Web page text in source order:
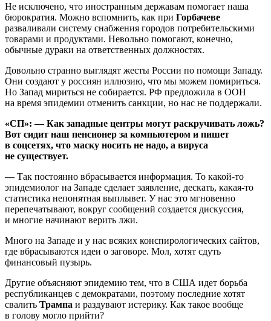
Не исключено, что иностранным державам помогает наша
бюрократия. Можно вспомнить, как при Горбачеве
разваливали систему снабжения городов потребительскими
товарами и продуктами. Невольно помогают, конечно,
обычные дураки на ответственных должностях.
Довольно странно выглядят жесты России по помощи Западу.
Они создают у россиян иллюзию, что мы можем помириться.
Но Запад мириться не собирается. РФ предложила в ООН
на время эпидемии отменить санкции, но нас не поддержали.
«СП»: — Как западные центры могут раскручивать ложь?
Вот сидит наш пенсионер за компьютером и пишет
в соцсетях, что маску носить не надо, а вируса
не существует.
—Так постоянно вбрасывается информация. То какой-то
эпидемиолог на Западе сделает заявление, дескать, какая-то
статистика непонятная выплывет. У нас это мгновенно
перепечатывают, вокруг сообщений создается дискуссия,
и многие начинают верить лжи.
Много на Западе и у нас всяких конспирологических сайтов,
где вбрасываются идеи о заговоре. Мол, хотят сдуть
финансовый пузырь.
Другие объясняют эпидемию тем, что в США идет борьба
республиканцев с демократами, поэтому последние хотят
свалить Трампа и раздувают истерику. Как такое вообще
в голову могло прийти?